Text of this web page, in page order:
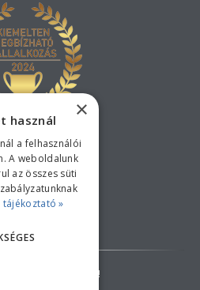
JELLEGŰEK!
×
használ
a felhasználói
A weboldalunk
az összes süti
tájékoztató »